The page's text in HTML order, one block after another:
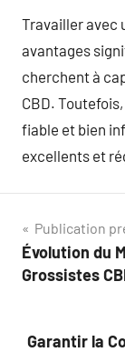
Travailler avec
avantages
cherchent à
CBD.
fiable et bien
excellents et
de
Publication
Évolution du
Grossistes
Garantir la